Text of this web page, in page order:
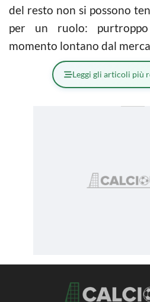
del resto non si possono
per un ruolo:
momento lontano dal
Leggi gli articoli più